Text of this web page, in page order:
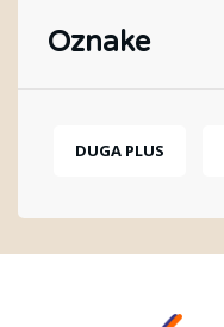
Oznake
DUGA PLUS